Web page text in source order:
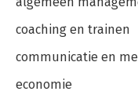
coaching en trainen
communicatie en
economie